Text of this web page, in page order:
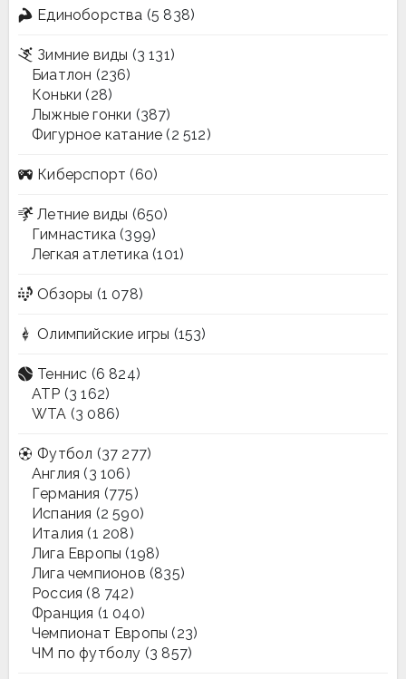
Единоборства (5 838)
Зимние виды (3 131)
Биатлон (236)
Коньки (28)
Лыжные гонки (387)
Фигурное катание (2 512)
Киберспорт (60)
Летние виды (650)
Гимнастика (399)
Легкая атлетика (101)
Обзоры (1 078)
Олимпийские игры (153)
Теннис (6 824)
ATP (3 162)
WTA (3 086)
Футбол (37 277)
Англия (3 106)
Германия (775)
Испания (2 590)
Италия (1 208)
Лига Европы (198)
Лига чемпионов (835)
Россия (8 742)
Франция (1 040)
Чемпионат Европы (23)
ЧМ по футболу (3 857)